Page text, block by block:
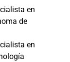
en
de
en